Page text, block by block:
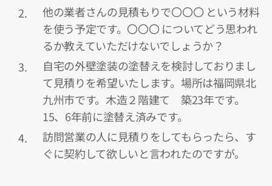
他の業者さんの見積もりで〇〇〇 という材料
を使う予定です。〇〇〇 についてどう思われ
るか教えていただけないでしょうか？
自宅の外壁塗装の塗替えを検討しておりまし
て見積りを希望いたします。場所は福岡県北
九州市です。木造２階建て 築23年です。
15、6年前に塗替え済みです。
訪問営業の人に見積りをしてもらったら、す
ぐに契約して欲しいと言われたのですが。